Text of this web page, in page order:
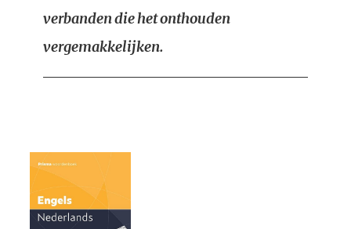
verbanden die het onthouden
vergemakkelijken.